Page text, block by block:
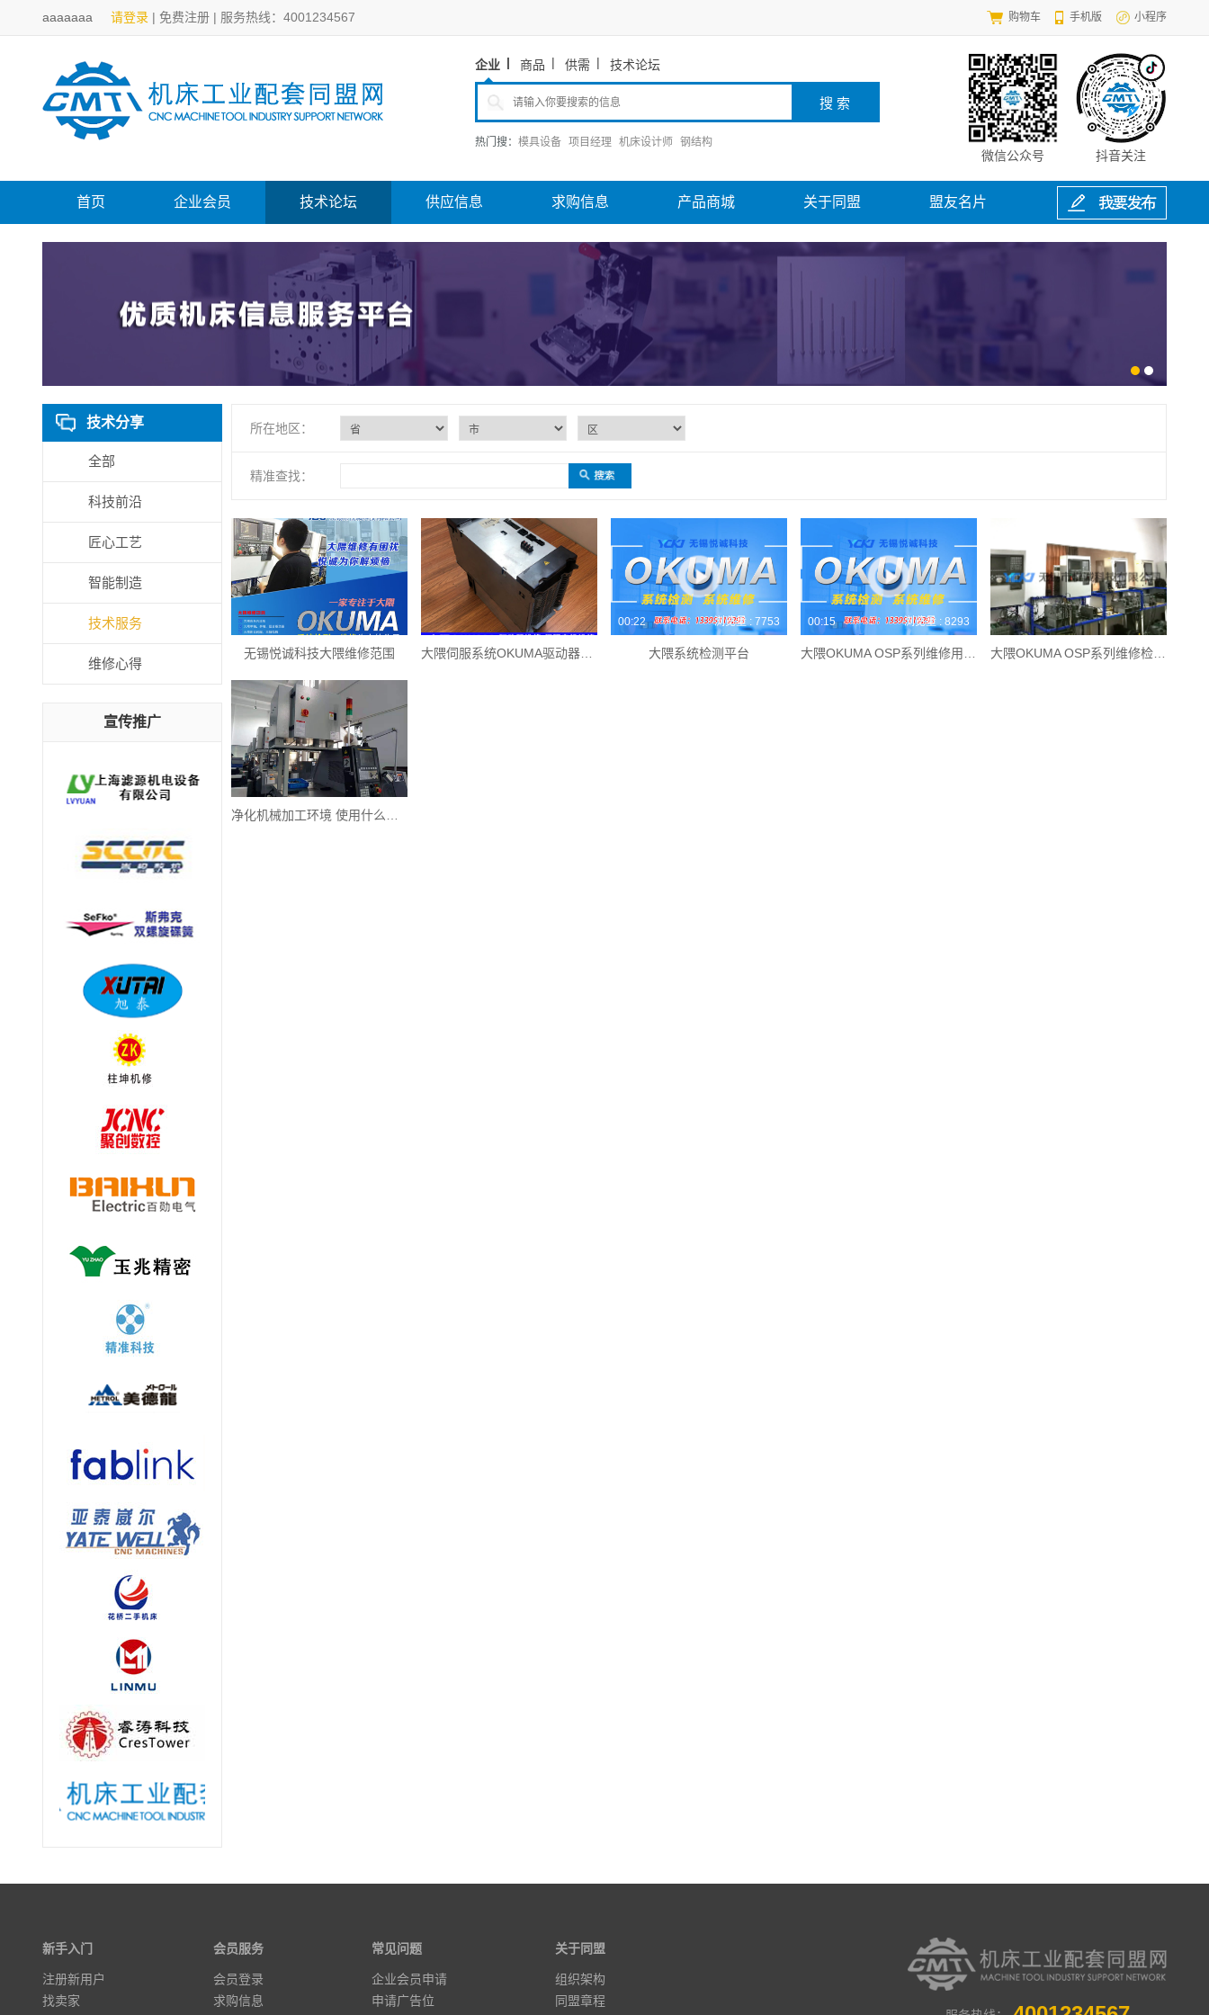
aaaaaaa 请登录 | 免费注册 | 服务热线：4001234567 购物车 手机版 小程序
企业 商品 供需 技术论坛
热门搜： 模具设备 项目经理 机床设计师 钢结构
抖音关注
微信公众号
首页 企业会员 技术论坛 供应信息 求购信息 产品商城 关于同盟 盟友名片
技术分享
全部
科技前沿
匠心工艺
智能制造
技术服务
维修心得
宣传推广
所在地区：
精准查找：
无锡悦诚科技大隈维修范围
00:22 浏览量 : 7753
大隈系统检测平台
00:15 浏览量 : 8293
新手入门
注册新用户
找卖家
会员服务
会员登录
求购信息
常见问题
企业会员申请
申请广告位
关于同盟
组织架构
同盟章程